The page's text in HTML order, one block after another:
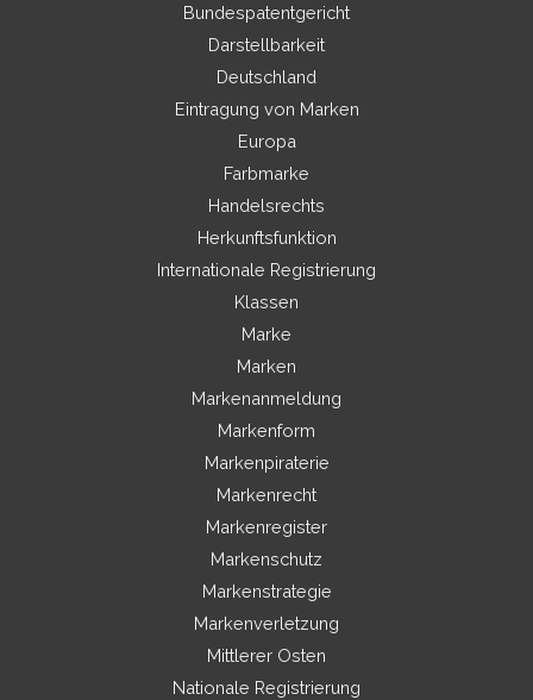
Bundespatentgericht
Darstellbarkeit
Deutschland
Eintragung von Marken
Europa
Farbmarke
Handelsrechts
Herkunftsfunktion
Internationale Registrierung
Klassen
Marke
Marken
Markenanmeldung
Markenform
Markenpiraterie
Markenrecht
Markenregister
Markenschutz
Markenstrategie
Markenverletzung
Mittlerer Osten
Nationale Registrierung